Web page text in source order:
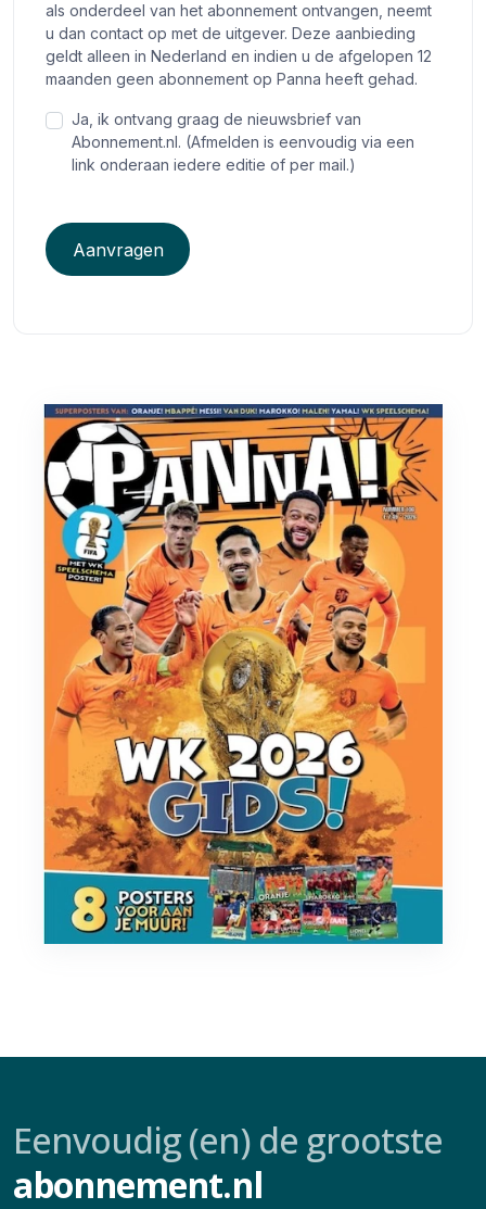
als onderdeel van het abonnement ontvangen, neemt
u dan contact op met de uitgever. Deze aanbieding
geldt alleen in Nederland en indien u de afgelopen 12
maanden geen abonnement op Panna heeft gehad.
Ja, ik ontvang graag de nieuwsbrief van
Abonnement.nl. (Afmelden is eenvoudig via een
link onderaan iedere editie of per mail.)
Aanvragen
Eenvoudig (en) de grootste
abonnement.nl